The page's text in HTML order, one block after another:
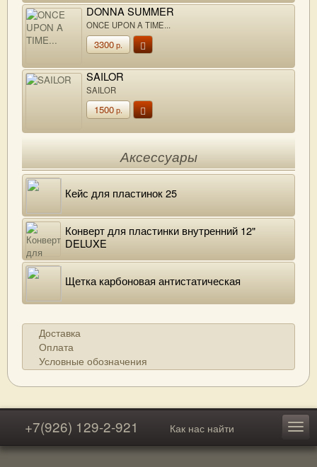
DONNA SUMMER
ONCE UPON A TIME...
3300р.
SAILOR
SAILOR
1500р.
Аксессуары
Кейс для пластинок 25
Конверт для пластинки внутренний 12"
DELUXE
Щетка карбоновая антистатическая
Доставка
Оплата
Условные обозначения
+7(926) 129-2-921 Как нас найти